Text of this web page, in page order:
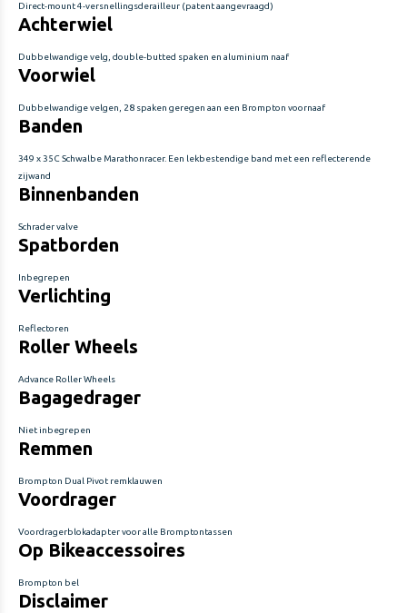
Direct-mount 4-versnellingsderailleur (patent aangevraagd)
Achterwiel
Dubbelwandige velg, double-butted spaken en aluminium naaf
Voorwiel
Dubbelwandige velgen, 28 spaken geregen aan een Brompton voornaaf
Banden
349 x 35C Schwalbe Marathonracer. Een lekbestendige band met een reflecterende
zijwand
Binnenbanden
Schrader valve
Spatborden
Inbegrepen
Verlichting
Reflectoren
Roller Wheels
Advance Roller Wheels
Bagagedrager
Niet inbegrepen
Remmen
Brompton Dual Pivot remklauwen
Voordrager
Voordragerblokadapter voor alle Bromptontassen
Op Bikeaccessoires
Brompton bel
Disclaimer